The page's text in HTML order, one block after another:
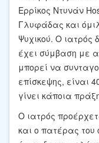
Ερρίκος Ντυνάν
Γλυφάδας και
Ψυχικού. Ο ιατρός
έχει σύμβαση με
μπορεί να
επίσκεψης, είναι
γίνει κάποια
Ο ιατρός
και ο πατέρας